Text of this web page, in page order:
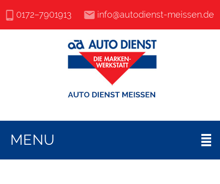
0172–7901913 info@autodienst-meissen.de
MENU